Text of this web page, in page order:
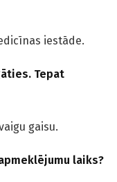
iestāde.
Tepat
gaisu.
laiks?